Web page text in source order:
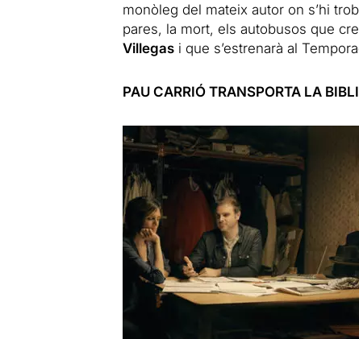
monòleg del mateix autor on s’hi
pares, la mort, els autobusos que
Villegasi que s’estrenarà al
PAU CARRIÓ TRANSPORTA LA